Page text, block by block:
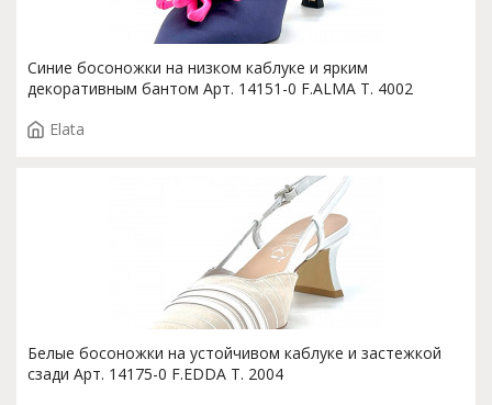
Синие босоножки на низком каблуке и ярким
декоративным бантом Арт. 14151-0 F.ALMA T. 4002
Elata
Белые босоножки на устойчивом каблуке и застежкой
сзади Арт. 14175-0 F.EDDA T. 2004